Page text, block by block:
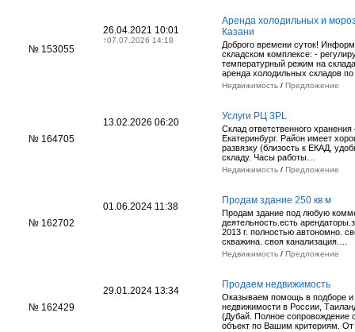
№ 153055
26.04.2021 10:01
↑07.07.2026 14:18
Аренда холодильных и
Казани
Доброго времени суток!
складском комплексе: -
температурный режим на
аренда холодильных складов
Недвижимость / Предложение
№ 164705
13.02.2026 06:20
Услуги РЦ 3PL
Склад ответственного хранения
Екатеринбург. Район имеет
развязку (близость к ЕКАД,
складу. Часы работы…
Недвижимость / Предложение
№ 162702
01.06.2024 11:38
Продам здание 250 кв м
Продам здание под любую
деятельность.есть
2013 г. полностью автономно.
скважина. своя канализация.…
Недвижимость / Предложение
№ 162429
29.01.2024 13:34
Продаем недвижимость
Оказываем помощь в подборе и
недвижимости в России,
(Дубай. Полное сопровождение
объект по Вашим критериям.